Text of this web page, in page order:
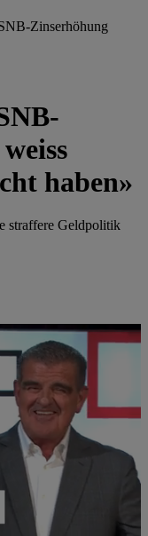
Zinserhöhung
haben»
straffere Geldpolitik